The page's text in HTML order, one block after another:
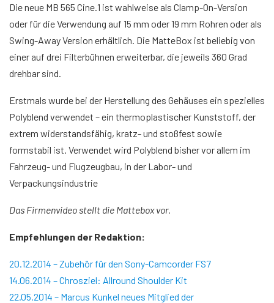
Die neue MB 565 Cine.1 ist wahlweise als Clamp-On-Version
oder für die Verwendung auf 15 mm oder 19 mm Rohren oder als
Swing-Away Version erhältlich. Die MatteBox ist beliebig von
einer auf drei Filterbühnen erweiterbar, die jeweils 360 Grad
drehbar sind.
Erstmals wurde bei der Herstellung des Gehäuses ein spezielles
Polyblend verwendet – ein thermoplastischer Kunststoff, der
extrem widerstandsfähig, kratz- und stoßfest sowie
formstabil ist. Verwendet wird Polyblend bisher vor allem im
Fahrzeug- und Flugzeugbau, in der Labor- und
Verpackungsindustrie
Das Firmenvideo stellt die Mattebox vor.
Video von YouTube laden. Mit dem Laden akzeptieren Sie YouTube-
Empfehlungen der Redaktion:
20.12.2014 – Zubehör für den Sony-Camcorder FS7
14.06.2014 – Chrosziel: Allround Shoulder Kit
22.05.2014 – Marcus Kunkel neues Mitglied der